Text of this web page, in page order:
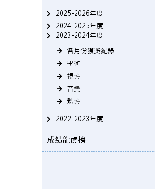
2025-2026年度
2024-2025年度
2023-2024年度
各月份獲獎紀錄
學術
視藝
音樂
體藝
2022-2023年度
成績龍虎榜